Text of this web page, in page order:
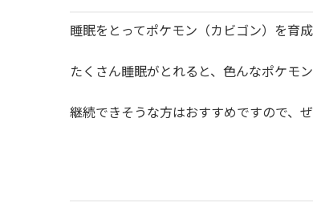
睡眠をとってポケモン（カビゴン）を育
たくさん睡眠がとれると、色んなポケモ
継続できそうな方はおすすめですので、